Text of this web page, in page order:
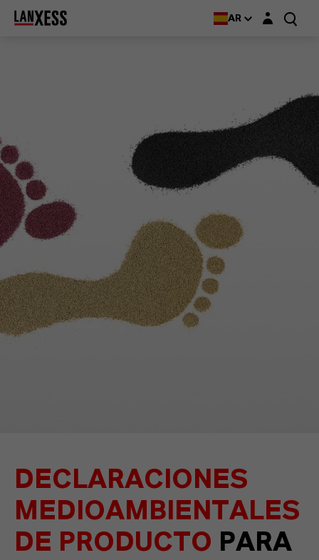
AR Login layer
DECLARACIONES
MEDIOAMBIENTALES
DE PRODUCTO PARA